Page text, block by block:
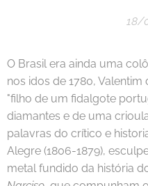
18/
O Brasil era ainda uma
nos idos de 1780, Valentim
"filho de um fidalgote
diamantes e de uma
palavras do crítico e
Alegre (1806-1879),
metal fundido da história